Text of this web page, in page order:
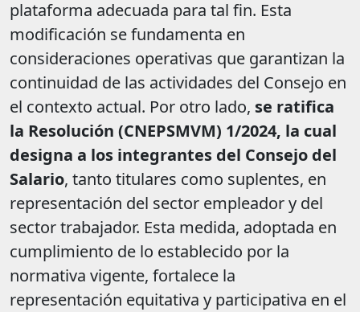
plataforma adecuada para tal fin. Esta
modificación se fundamenta en
consideraciones operativas que garantizan la
continuidad de las actividades del Consejo en
el contexto actual. Por otro lado, se ratifica
la Resolución (CNEPSMVM) 1/2024, la cual
designa a los integrantes del Consejo del
Salario, tanto titulares como suplentes, en
representación del sector empleador y del
sector trabajador. Esta medida, adoptada en
cumplimiento de lo establecido por la
normativa vigente, fortalece la
representación equitativa y participativa en el